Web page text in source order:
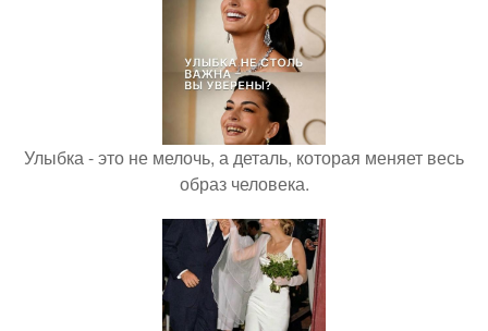
Улыбка - это не мелочь, а деталь, которая меняет весь
образ человека.